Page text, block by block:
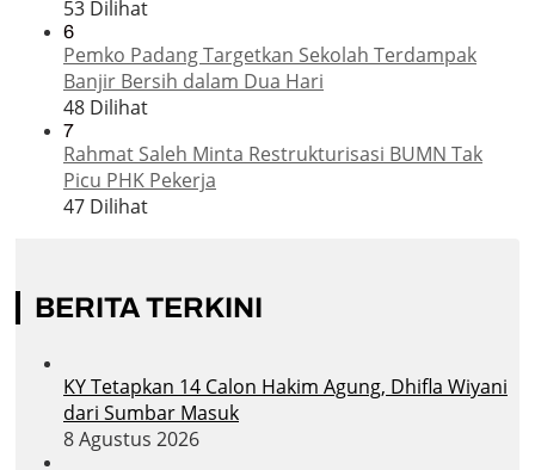
53 Dilihat
6
Pemko Padang Targetkan Sekolah Terdampak
Banjir Bersih dalam Dua Hari
48 Dilihat
7
Rahmat Saleh Minta Restrukturisasi BUMN Tak
Picu PHK Pekerja
47 Dilihat
BERITA TERKINI
KY Tetapkan 14 Calon Hakim Agung, Dhifla Wiyani
dari Sumbar Masuk
8 Agustus 2026